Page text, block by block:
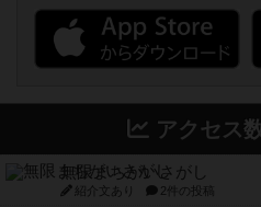
アクセス
無限まちがいさがし
紹介文あり 2件の投稿